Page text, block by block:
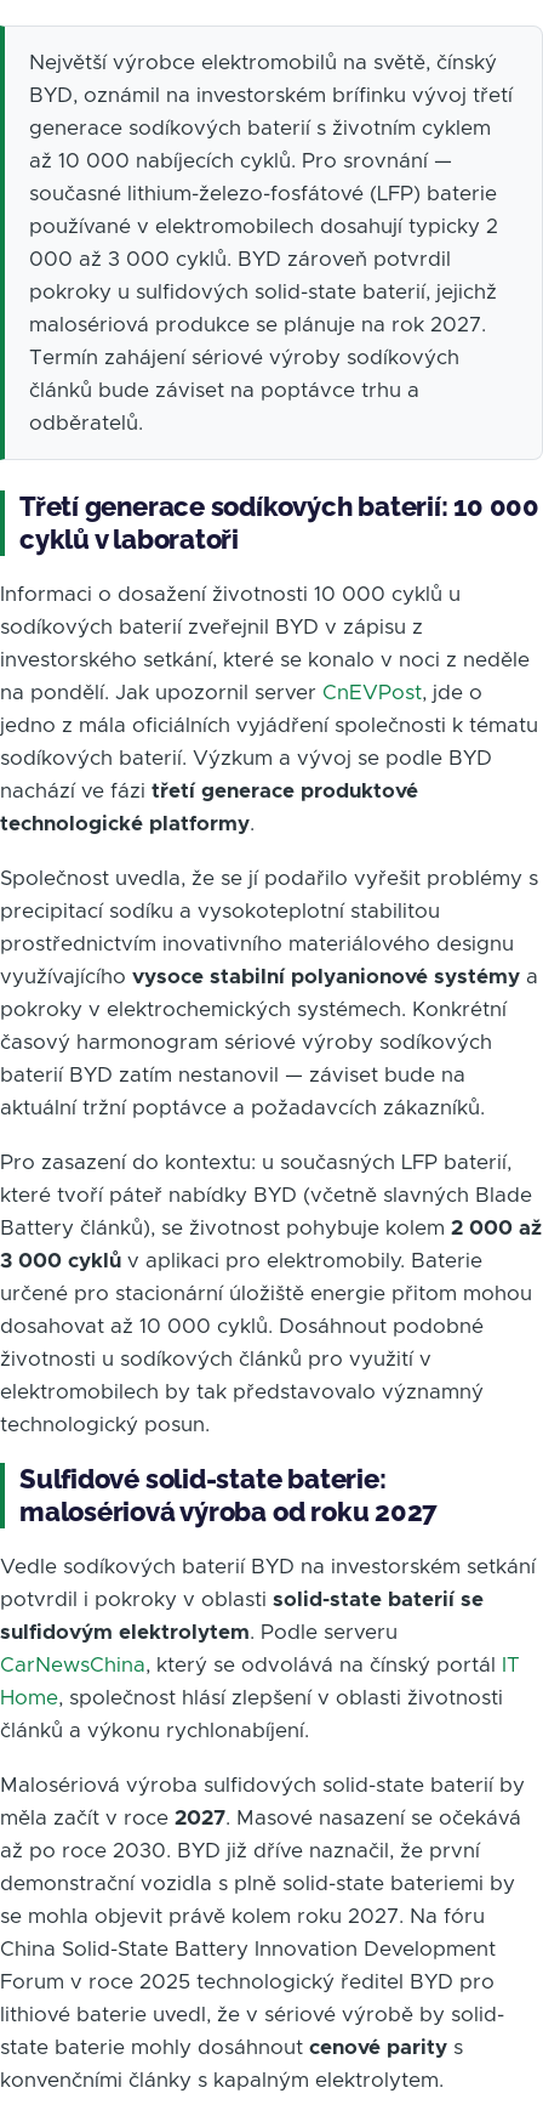
Největší výrobce elektromobilů na světě, čínský
BYD, oznámil na investorském brífinku vývoj třetí
generace sodíkových baterií s životním cyklem
až 10 000 nabíjecích cyklů. Pro srovnání —
současné lithium-železo-fosfátové (LFP) baterie
používané v elektromobilech dosahují typicky 2
000 až 3 000 cyklů. BYD zároveň potvrdil
pokroky u sulfidových solid-state baterií, jejichž
malosériová produkce se plánuje na rok 2027.
Termín zahájení sériové výroby sodíkových
článků bude záviset na poptávce trhu a
odběratelů.
Třetí generace sodíkových baterií: 10 000
cyklů v laboratoři
Informaci o dosažení životnosti 10 000 cyklů u
sodíkových baterií zveřejnil BYD v zápisu z
investorského setkání, které se konalo v noci z neděle
na pondělí. Jak upozornil server CnEVPost, jde o
jedno z mála oficiálních vyjádření společnosti k tématu
sodíkových baterií. Výzkum a vývoj se podle BYD
nachází ve fázi třetí generace produktové
technologické platformy.
Společnost uvedla, že se jí podařilo vyřešit problémy s
precipitací sodíku a vysokoteplotní stabilitou
prostřednictvím inovativního materiálového designu
využívajícího vysoce stabilní polyanionové systémy a
pokroky v elektrochemických systémech. Konkrétní
časový harmonogram sériové výroby sodíkových
baterií BYD zatím nestanovil — záviset bude na
aktuální tržní poptávce a požadavcích zákazníků.
Pro zasazení do kontextu: u současných LFP baterií,
které tvoří páteř nabídky BYD (včetně slavných Blade
Battery článků), se životnost pohybuje kolem 2 000 až
3 000 cyklů v aplikaci pro elektromobily. Baterie
určené pro stacionární úložiště energie přitom mohou
dosahovat až 10 000 cyklů. Dosáhnout podobné
životnosti u sodíkových článků pro využití v
elektromobilech by tak představovalo významný
technologický posun.
Sulfidové solid-state baterie:
malosériová výroba od roku 2027
Vedle sodíkových baterií BYD na investorském setkání
potvrdil i pokroky v oblasti solid-state baterií se
sulfidovým elektrolytem. Podle serveru
CarNewsChina, který se odvolává na čínský portál
IT
Home, společnost hlásí zlepšení v oblasti životnosti
článků a výkonu rychlonabíjení.
Malosériová výroba sulfidových solid-state baterií by
měla začít v roce 2027. Masové nasazení se očekává
až po roce 2030. BYD již dříve naznačil, že první
demonstrační vozidla s plně solid-state bateriemi by
se mohla objevit právě kolem roku 2027. Na fóru
China Solid-State Battery Innovation Development
Forum v roce 2025 technologický ředitel BYD pro
lithiové baterie uvedl, že v sériové výrobě by solid-
state baterie mohly dosáhnout cenové parity s
konvenčními články s kapalným elektrolytem.